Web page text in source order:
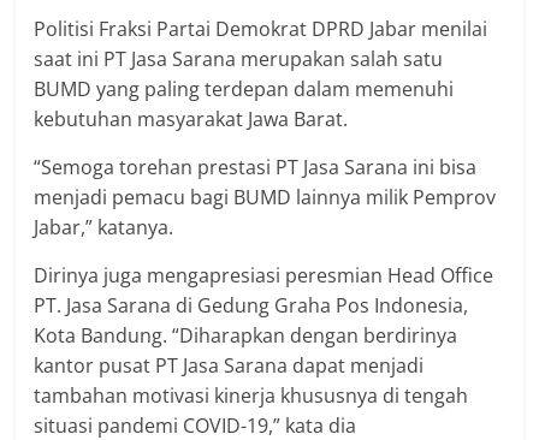
Politisi Fraksi Partai Demokrat DPRD Jabar menilai
saat ini PT Jasa Sarana merupakan salah satu
BUMD yang paling terdepan dalam memenuhi
kebutuhan masyarakat Jawa Barat.
“Semoga torehan prestasi PT Jasa Sarana ini bisa
menjadi pemacu bagi BUMD lainnya milik Pemprov
Jabar,” katanya.
Dirinya juga mengapresiasi peresmian Head Office
PT. Jasa Sarana di Gedung Graha Pos Indonesia,
Kota Bandung. “Diharapkan dengan berdirinya
kantor pusat PT Jasa Sarana dapat menjadi
tambahan motivasi kinerja khususnya di tengah
situasi pandemi COVID-19,” kata dia